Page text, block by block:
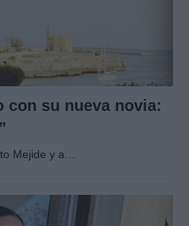
con su nueva novia:
Mejide y a…